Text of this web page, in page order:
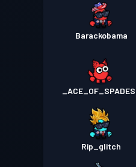
Barackobama
_ACE_OF_SPADES_
Rip_glitch